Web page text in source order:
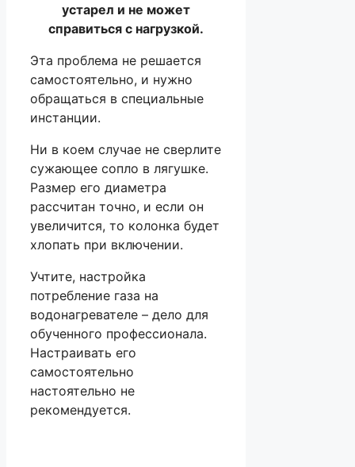
устарел и не может
справиться с нагрузкой.
Эта проблема не решается
самостоятельно, и нужно
обращаться в специальные
инстанции.
Ни в коем случае не сверлите
сужающее сопло в лягушке.
Размер его диаметра
рассчитан точно, и если он
увеличится, то колонка будет
хлопать при включении.
Учтите, настройка
потребление газа на
водонагревателе – дело для
обученного профессионала.
Настраивать его
самостоятельно
настоятельно не
рекомендуется.